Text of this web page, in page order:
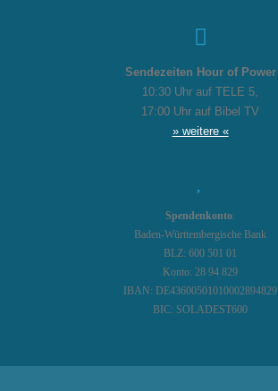
Sendezeiten Hour of Power
10:30 Uhr auf TELE 5,
17:00 Uhr auf Bibel TV
» weitere «
Spendenkonto:
Baden-Württembergische Bank
BLZ: 600 501 01
Konto: 28 94 829
IBAN: DE43600501010002894829
BIC: SOLADEST600